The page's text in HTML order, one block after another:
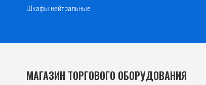
Шкафы нейтральные
МАГАЗИН ТОРГОВОГО ОБОРУДОВАНИЯ